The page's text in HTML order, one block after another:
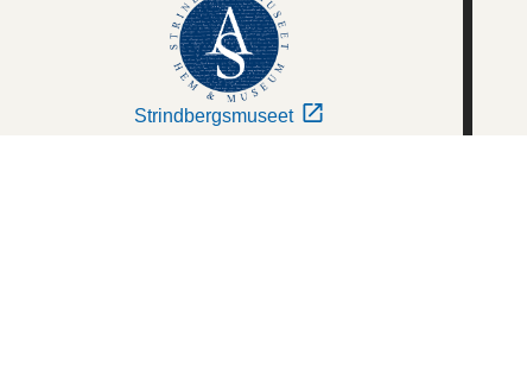
Strindbergsmuseet